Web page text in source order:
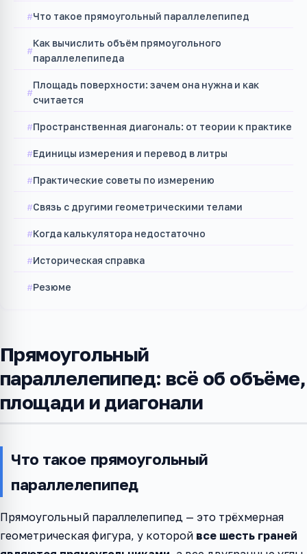
Что такое прямоугольный параллелепипед
Как вычислить объём прямоугольного
параллелепипеда
Площадь поверхности: зачем она нужна и как
считается
Пространственная диагональ: от теории к практике
Единицы измерения и перевод в литры
Практические советы по измерению
Связь с другими геометрическими телами
Когда калькулятора недостаточно
Историческая справка
Резюме
Прямоугольный
параллелепипед: всё об объёме,
площади и диагонали
Что такое прямоугольный
параллелепипед
Прямоугольный параллелепипед — это трёхмерная
геометрическая фигура, у которой все шесть граней